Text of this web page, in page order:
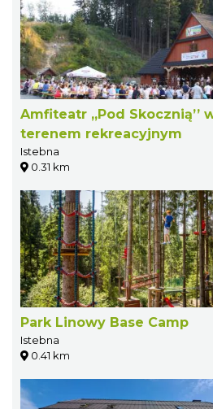
Amfiteatr „Pod Skocznią’’
terenem rekreacyjnym
Istebna
0.31 km
Park Linowy Base Camp
Istebna
0.41 km